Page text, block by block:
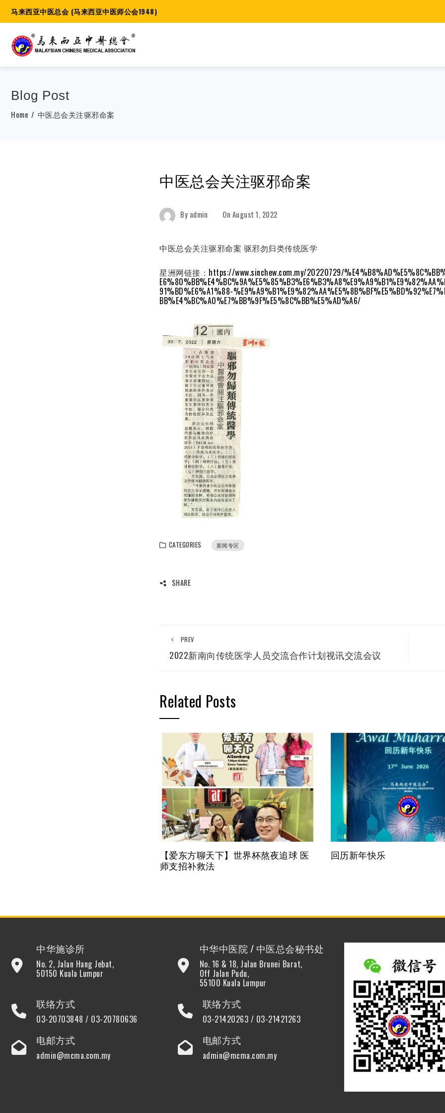
马来西亚中医总会 (马来西亚中医师公会1948)
Blog Post
Home 中医总会关注驱邪命案
中医总会关注驱邪命案
By admin On August 1, 2022
中医总会关注驱邪命案 驱邪勿归类传统医学
星洲网链接： https://www.sinchew.com.my/20220729/
91%BD%E6%A1%88-
BB%E4%BC%A0%E7%BB%9F%E5%8C%BB%E5%AD%A6/
CATEGORIES 新闻专区
SHARE
PREV
2022新南向传统医学人员交流合作计划视讯交流会议
Related Posts
【爱东方聊天下】世界杯熬夜追球 医
师支招补救法
回历新年快乐
中华施诊所
No. 2, Jalan Hang Jebat,
50150 Kuala Lumpur
联络方式
03-20703848 / 03-20780636
电邮方式
admin@mcma.com.my
中华中医院 / 中医总会秘书处
No. 16 & 18, Jalan Brunei Barat,
Off Jalan Pudu,
55100 Kuala Lumpur
联络方式
03-21420263 / 03-21421263
电邮方式
admin@mcma.com.my